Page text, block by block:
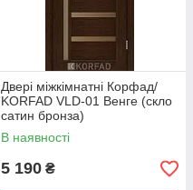
Двері міжкімнатні Корфад/
KORFAD VLD-01 Венге (скло
сатин бронза)
В наявності
5 190 ₴